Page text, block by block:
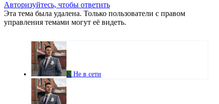
Авторизуйтесь, чтобы ответить
Эта тема была удалена. Только пользователи с правом
управления темами могут её видеть.
K Не в сети